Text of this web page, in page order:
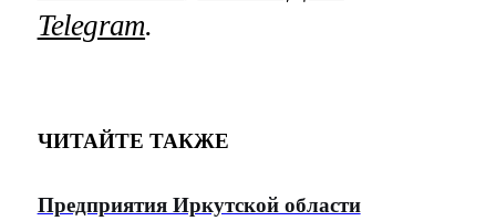
Telegram.
ЧИТАЙТЕ ТАКЖЕ
Предприятия Иркутской области